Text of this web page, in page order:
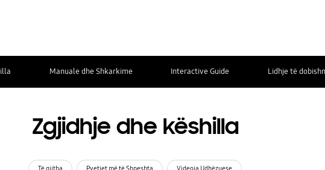
Manuale dhe Shkarkime Interactive Guide Lidhje të
Zgjidhje dhe këshilla